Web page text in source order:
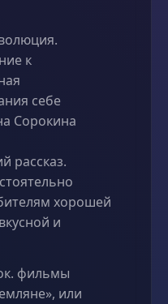
к
себе
Сорокина
рассказ.
хорошей
и
фильмы
или